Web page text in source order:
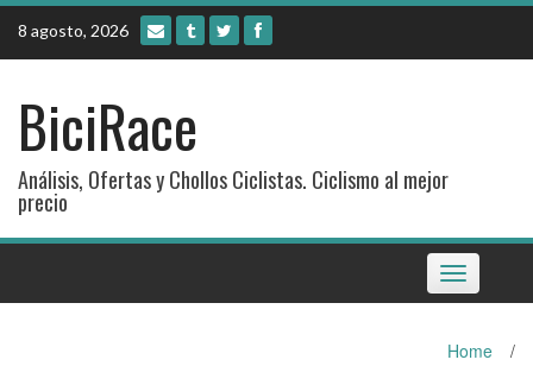
Skip
content
8 agosto, 2026
BiciRace
Análisis, Ofertas y Chollos Ciclistas. Ciclismo al mejor
precio
Toggle
navigation
Home /